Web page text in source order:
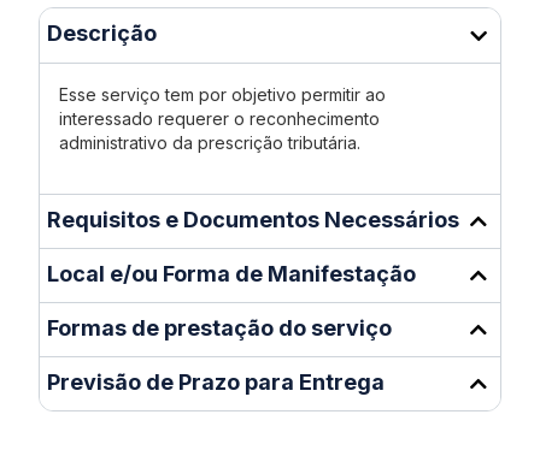
Descrição
Esse serviço tem por objetivo permitir ao
interessado requerer o reconhecimento
administrativo da prescrição tributária.
Requisitos e Documentos Necessários
Local e/ou Forma de Manifestação
Formas de prestação do serviço
Previsão de Prazo para Entrega